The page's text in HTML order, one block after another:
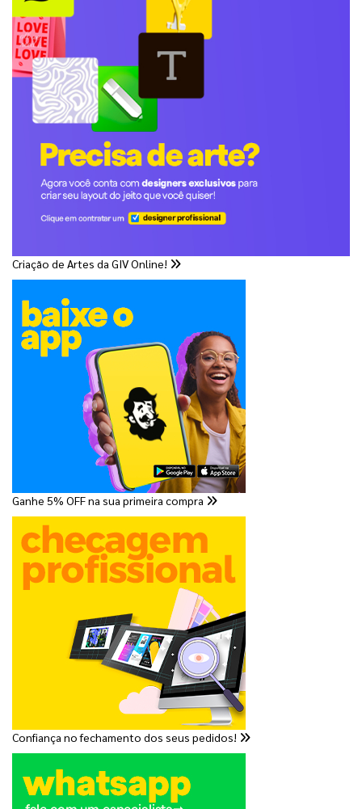
Criação de Artes da GIV Online!
Ganhe 5% OFF na sua primeira compra
Confiança no fechamento dos seus pedidos!